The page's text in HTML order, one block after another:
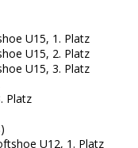
U15, 1. Platz
U15, 2. Platz
U15, 3. Platz
Platz
U12, 1. Platz